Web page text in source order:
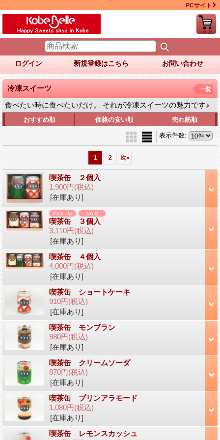
PCサイト
ログイン 新規登録はこちら お問い合わせ
冷凍スイーツ
食べたい時に食べたいだけ。 それが冷凍スイーツの魅力です♪
一覧
おすすめ順 価格の安い順 売れ筋順
表示件数:
1 2 次»
喫茶缶 ２個入
1,900円(税込)
[在庫あり]
喫茶缶 ３個入
3,110円(税込)
[在庫あり]
喫茶缶 ４個入
4,000円(税込)
[在庫あり]
喫茶缶 ショートケーキ
910円(税込)
[在庫あり]
喫茶缶 モンブラン
980円(税込)
[在庫あり]
喫茶缶 クリームソーダ
870円(税込)
[在庫あり]
喫茶缶 プリンアラモード
1,080円(税込)
[在庫あり]
喫茶缶 レモンスカッシュ